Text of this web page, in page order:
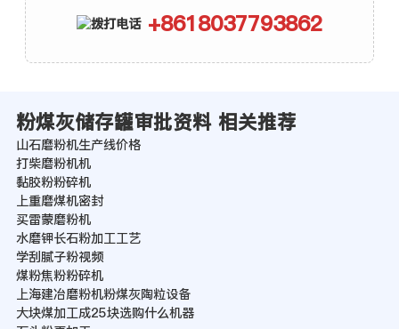
+8618037793862
粉煤灰储存罐审批资料 相关推荐
山石磨粉机生产线价格
打柴磨粉机机
黏胶粉粉碎机
上重磨煤机密封
买雷蒙磨粉机
水磨钾长石粉加工工艺
学刮腻子粉视频
煤粉焦粉粉碎机
上海建冶磨粉机粉煤灰陶粒设备
大块煤加工成25块选购什么机器